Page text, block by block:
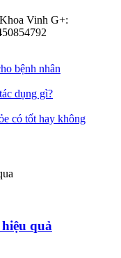
Vinh G+:
bệnh nhân
dụng gì?
có tốt hay không
quả